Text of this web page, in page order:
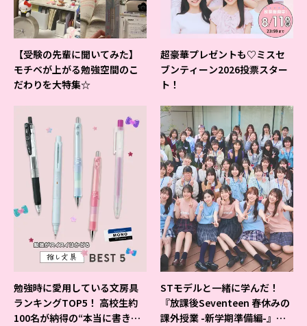
【受験の先輩に聞いてみた】
モチベが上がる勉強空間のこ
だわりを大特集☆
超豪華プレゼントも♡ミスセ
ブンティーン2026投票スター
ト！
勉強時に愛用している文房具
ランキングTOP5！ 高校生約
100名が納得の“本当に書きや
STモデルと一緒に学んだ！
『放課後Seventeen 春休みの
課外授業 -新学期準備編-』イ